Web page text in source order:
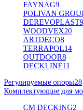
FAYNAG9
POLIVAN
DEREVOPLAST9
WOODVEX20
ARTDECO8
TERRAPOL14
OUTDOOR8
DECKLINE11
Регулируемые опоры28
Комплектующие для
CM DECKING2